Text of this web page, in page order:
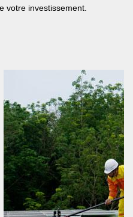
votre investissement.